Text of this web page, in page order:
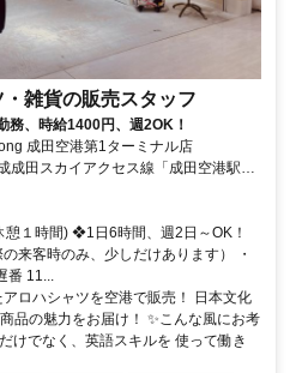
雑貨の販売スタッフ
務、時給1400円、週2OK！
成田空港第1ターミナル店
成田スカイアクセス線「成田空港駅」
１時間) ❖1日6時間、週2日～OK！
来客時のみ、少しだけあります） ・
番 11...
ロハシャツを空港で販売！ 日本文化
品の魅力をお届け！ ✨こんな風にお考
けでなく、英語スキルを 使って働き